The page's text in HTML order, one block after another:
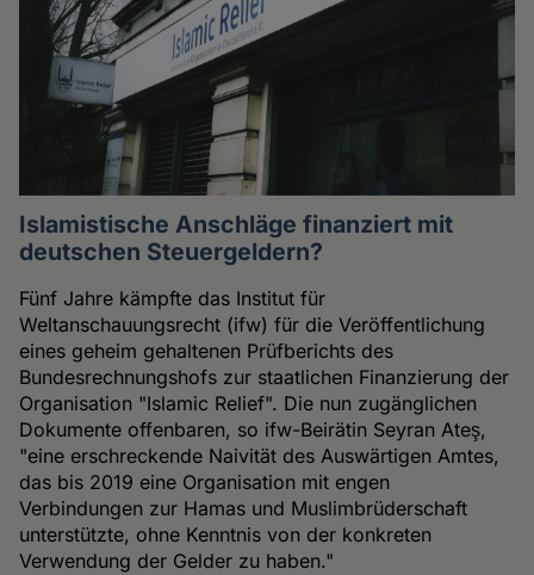
Islamistische Anschläge finanziert mit
deutschen Steuergeldern?
Fünf Jahre kämpfte das Institut für
Weltanschauungsrecht (ifw) für die Veröffentlichung
eines geheim gehaltenen Prüfberichts des
Bundesrechnungshofs zur staatlichen Finanzierung der
Organisation "Islamic Relief". Die nun zugänglichen
Dokumente offenbaren, so ifw-Beirätin Seyran Ateş,
"eine erschreckende Naivität des Auswärtigen Amtes,
das bis 2019 eine Organisation mit engen
Verbindungen zur Hamas und Muslimbrüderschaft
unterstützte, ohne Kenntnis von der konkreten
Verwendung der Gelder zu haben."